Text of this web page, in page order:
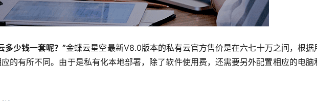
多少钱一套呢？”金蝶云星空最新V8.0版本的私有云官方售价是在六七十万之间，根据
的有所不同。由于是私有化本地部署，除了软件使用费，还需要另外配置相应的电脑